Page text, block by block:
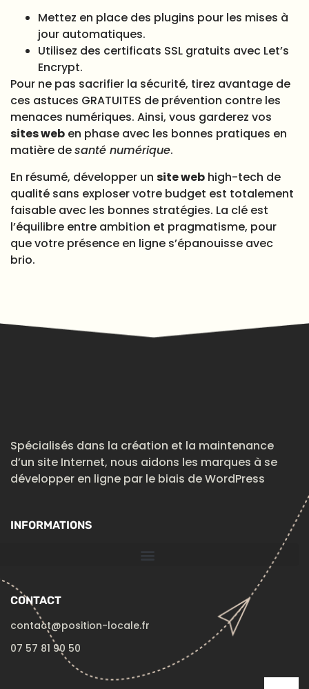
Mettez en place des plugins pour les mises à
jour automatiques.
Utilisez des certificats SSL gratuits avec Let’s
Encrypt.
Pour ne pas sacrifier la sécurité, tirez avantage de
ces astuces GRATUITES de prévention contre les
menaces numériques. Ainsi, vous garderez vos
sites web en phase avec les bonnes pratiques en
matière desanté numérique.
En résumé, développer un site web high-tech de
qualité sans exploser votre budget est totalement
faisable avec les bonnes stratégies. La clé est
l’équilibre entre ambition et pragmatisme, pour
que votre présence en ligne s’épanouisse avec
brio.
Spécialisés dans la création et la maintenance
d’un site Internet, nous aidons les marques à se
développer en ligne par le biais de WordPress
INFORMATIONS
CONTACT
contact@position-locale.fr
07 57 81 90 50